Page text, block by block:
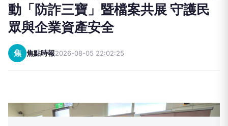
動「防詐三寶」暨檔案共展 守護民
眾與企業資產安全
焦 焦點時報2026-08-05 22:02:25